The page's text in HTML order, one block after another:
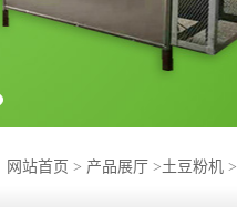
网站首页 > 产品展厅 >土豆粉机 >